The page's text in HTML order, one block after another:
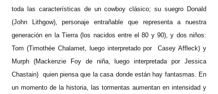
toda las características de un cowboy clásico; su suegro Donald
(John Lithgow), personaje entrañable que representa a nuestra
generación en la Tierra (los nacidos entre el 80 y 90), y dos niños:
Tom (Timothée Chalamet, luego interpretado por Casey Affleck) y
Murph (Mackenzie Foy de niña, luego interpretada por Jessica
Chastain) quien piensa que la casa donde están hay fantasmas. En
un momento de la historia, las tormentas aumentan en intensidad y